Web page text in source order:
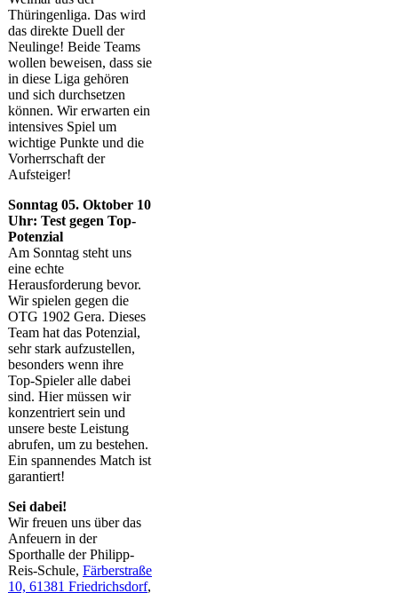
Thüringenliga. Das wird
das direkte Duell der
Neulinge! Beide Teams
wollen beweisen, dass sie
in diese Liga gehören
und sich durchsetzen
können. Wir erwarten ein
intensives Spiel um
wichtige Punkte und die
Vorherrschaft der
Aufsteiger!
Sonntag 05. Oktober 10
Uhr: Test gegen Top-
Potenzial
Am Sonntag steht uns
eine echte
Herausforderung bevor.
Wir spielen gegen die
OTG 1902 Gera. Dieses
Team hat das Potenzial,
sehr stark aufzustellen,
besonders wenn ihre
Top-Spieler alle dabei
sind. Hier müssen wir
konzentriert sein und
unsere beste Leistung
abrufen, um zu bestehen.
Ein spannendes Match ist
garantiert!
Sei dabei!
Wir freuen uns über das
Anfeuern in der
Sporthalle der Philipp-
Reis-Schule, Färberstraße
10, 61381 Friedrichsdorf,